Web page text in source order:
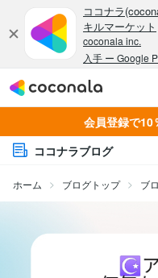
会員登録で10
ココナラブログ
ホーム ブログトップ ブ